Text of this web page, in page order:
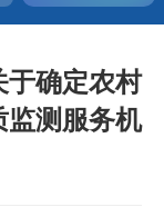
于确定农村
监测服务机